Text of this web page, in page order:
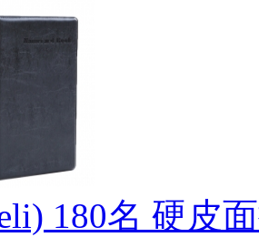
180名 硬皮